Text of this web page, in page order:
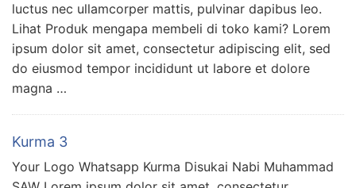
luctus nec ullamcorper mattis, pulvinar dapibus leo.
Lihat Produk mengapa membeli di toko kami? Lorem
ipsum dolor sit amet, consectetur adipiscing elit, sed
do eiusmod tempor incididunt ut labore et dolore
magna …
Kurma 3
Your Logo Whatsapp Kurma Disukai Nabi Muhammad